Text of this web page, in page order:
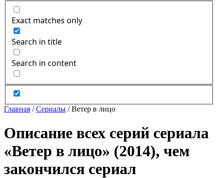
Exact matches only
Search in title
Search in content
Главная /Сериалы /Ветер в лицо
Описание всех серий сериала
«Ветер в лицо» (2014), чем
закончился сериал